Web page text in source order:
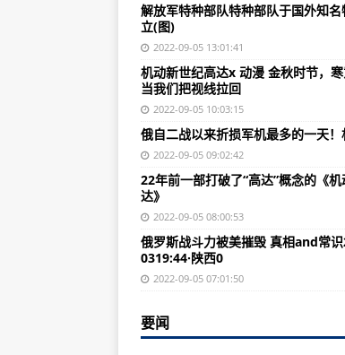
父亲在牡丹江剿匪仅
嗨！将军，我这里一切
战舰少女R2-5掉落详
如果拿战斗机和子弹
世界10大战机排行榜
人民海军诞生地暨第
《真实公路卡车》游
解放军特种部队特种部队于国外知
立(图)
2022-09-05 13:01:41
机动新世纪高达x 动漫 金秋时节，
当我们把视线拉回
2022-09-05 10:03:15
俄自二战以来折损军机最多的一天
2022-09-05 09:02:42
22年前一部打破了“高达”概念的《
达》
2022-09-05 08:00:53
俄罗斯战斗力被美摧毁 真相and常
0319:44·陕西0
2022-09-05 07:01:50
要闻